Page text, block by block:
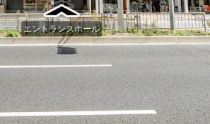
エントランスホール